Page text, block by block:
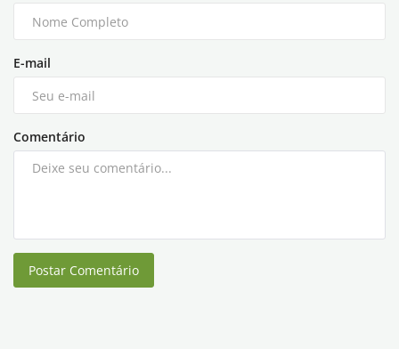
E-mail
Comentário
Postar Comentário